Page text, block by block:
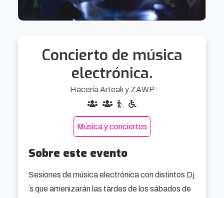
Concierto de música
electrónica.
Hacería Arteak y ZAWP
Música y conciertos
Sobre este evento
Sesiones de música electrónica con distintos Dj
´s que amenizarán las tardes de los sábados de